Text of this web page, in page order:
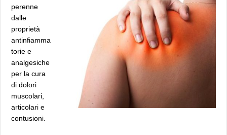
perenne
dalle
proprietà
antinfiamma
torie e
analgesiche
per la cura
di dolori
muscolari,
articolari e
contusioni.